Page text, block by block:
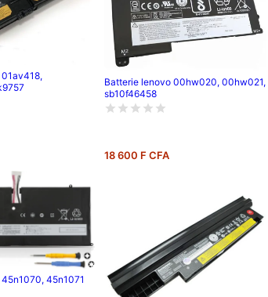
Batterie lenovo 00hw020, 00hw021,
sb10f46458
18 600 F CFA
45n1071